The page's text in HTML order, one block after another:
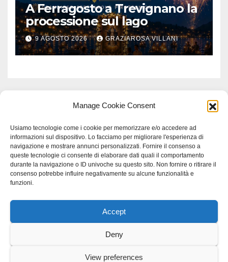
Manage Cookie Consent
Usiamo tecnologie come i cookie per memorizzare e/o accedere ad
informazioni sul dispositivo. Lo facciamo per migliorare l'esperienza di
navigazione e mostrare annunci personalizzati. Fornire il consenso a
queste tecnologie ci consente di elaborare dati quali il comportamento
durante la navigazione o ID univoche su questo sito. Non fornire o ritirare il
consenso potrebbe influire negativamente su alcune funzionalità e
funzioni.
Accept
Deny
View preferences
A Ferragosto a Trevignano la
processione sul lago
9 AGOSTO 2026 GRAZIAROSA VILLANI
Proudly powered by WordPress|Tema: Newspaperex di
Scienzastudio specialistico bracciano